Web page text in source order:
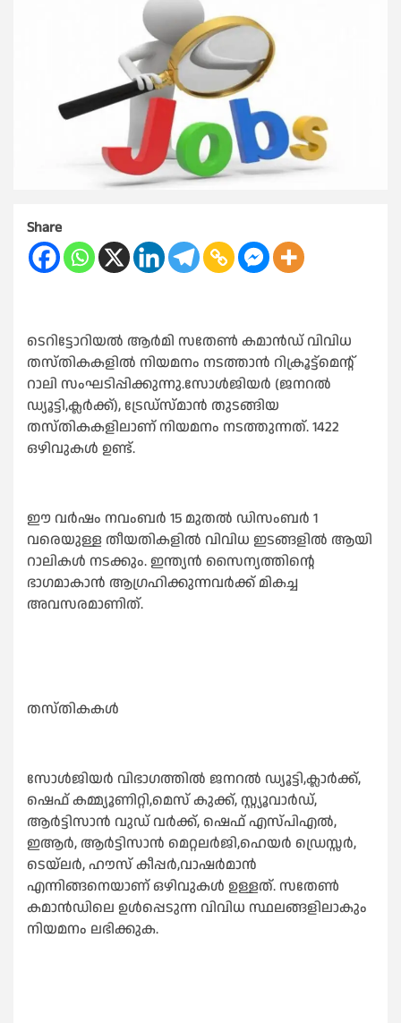
Share
ടെറിട്ടോറിയല്‍ ആർമി സതേണ്‍ കമാൻഡ് വിവിധ
തസ്തികകളില്‍ നിയമനം നടത്താൻ റിക്രൂട്ട്‌മെന്റ്
റാലി സംഘടിപ്പിക്കുന്നു.സോള്‍ജിയർ (ജനറല്‍
ഡ്യൂട്ടി,ക്ലർക്ക്), ട്രേഡ്‌സ്‌മാൻ തുടങ്ങിയ
തസ്തികകളിലാണ് നിയമനം നടത്തുന്നത്. 1422
ഒഴിവുകള്‍ ഉണ്ട്‌.
ഈ വർഷം നവംബർ 15 മുതല്‍ ഡിസംബർ 1
വരെയുള്ള തീയതികളില്‍ വിവിധ ഇടങ്ങളില്‍ ആയി
റാലികള്‍ നടക്കും. ഇന്ത്യൻ സൈന്യത്തിന്റെ
ഭാഗമാകാൻ ആഗ്രഹിക്കുന്നവർക്ക് മികച്ച
അവസരമാണിത്.
തസ്തികകള്‍
സോള്‍ജിയർ വിഭാഗത്തില്‍ ജനറല്‍ ഡ്യൂട്ടി,ക്ലാർക്ക്,
ഷെഫ് കമ്മ്യൂണിറ്റി,മെസ് കുക്ക്, സ്റ്റ്യൂവാർഡ്,
ആർട്ടിസാൻ വുഡ് വർക്ക്, ഷെഫ് എസ്‌പി‌എല്‍,
ഇആർ, ആർട്ടിസാൻ മെറ്റലർജി,ഹെയർ ഡ്രെസ്സർ,
ടെയ്‌ലർ, ഹൗസ് കീപ്പർ,വാഷർമാൻ
എന്നിങ്ങനെയാണ് ഒഴിവുകള്‍ ഉള്ളത്. സതേണ്‍
കമാൻഡിലെ ഉള്‍പ്പെടുന്ന വിവിധ സ്ഥലങ്ങളിലാകും
നിയമനം ലഭിക്കുക.